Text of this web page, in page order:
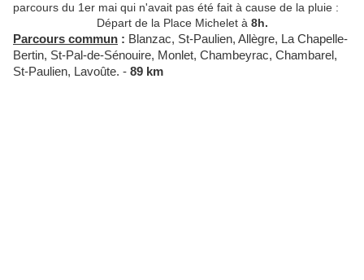
parcours du 1er mai qui n'avait pas été fait à cause de la pluie :
Départ de la Place Michelet à 8h.
Parcours commun : Blanzac, St-Paulien, Allègre, La Chapelle-
Bertin, St-Pal-de-Sénouire, Monlet, Chambeyrac, Chambarel,
St-Paulien, Lavoûte. - 89 km